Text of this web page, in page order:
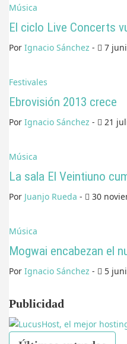
Música
El ciclo Live Concerts
Por Ignacio Sánchez - 7
Festivales
Ebrovisión 2013 crece
Por Ignacio Sánchez - 21
Música
La sala El Veintiuno
Por Juanjo Rueda - 30
Música
Mogwai encabezan el
Por Ignacio Sánchez - 5
Publicidad